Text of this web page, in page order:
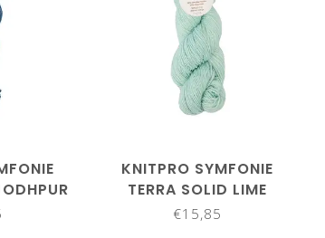
KNITPRO SYMFONIE
TERRA SOLID LIME
SORBET SS2020
€15,85